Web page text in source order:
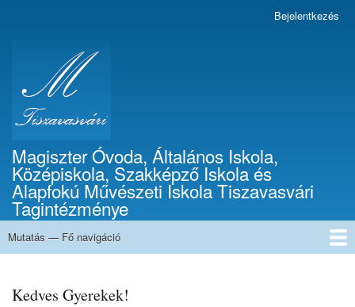
Bejelentkezés
Magiszter Óvoda, Általános Iskola,
Középiskola, Szakképző Iskola és
Alapfokú Művészeti Iskola Tiszavasvári
Tagintézménye
Fő
Mutatás — Fő navigáció
Kedves Gyerekek!